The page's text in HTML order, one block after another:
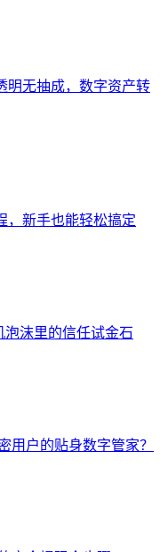
明无抽成，数字资产转
，新手也能轻松搞定
泡沫里的信任试金石
用户的贴身数字管家？